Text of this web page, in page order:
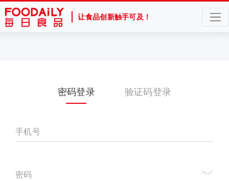
让食品创新触手可及！
密码登录 验证码登录
手机号
密码